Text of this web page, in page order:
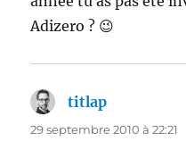
Adizero ? 😉
titlap
29 septembre 2010 à 22:21